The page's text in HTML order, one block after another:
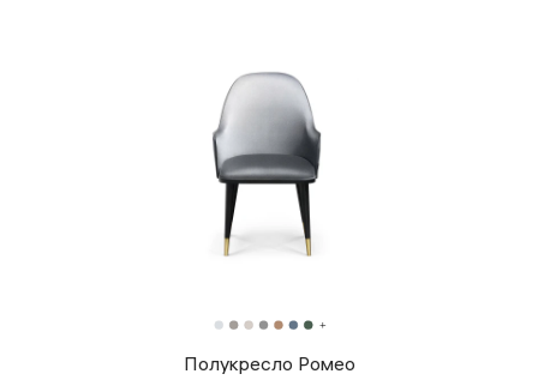
Полукресло Ромео